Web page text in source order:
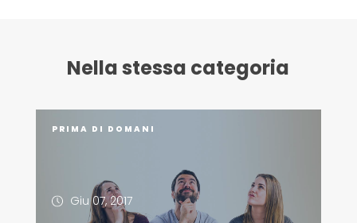
Nella stessa categoria
PRIMA DI DOMANI
Giu 07, 2017